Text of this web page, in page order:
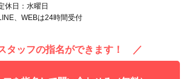
休日：水曜日
、WEBは24時間受付
タッフの指名ができます！ ／